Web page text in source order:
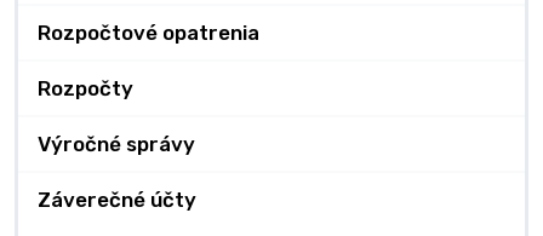
Rozpočtové opatrenia
Rozpočty
Výročné správy
Záverečné účty